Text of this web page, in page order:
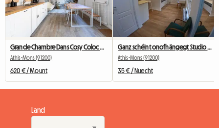
Athis-Mons (91200)
620 € / Mount
Athis-Mons (91200)
35 € / Nuecht
Land